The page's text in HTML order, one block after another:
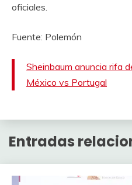
oficiales.
Fuente: Polemón
Sheinbaum anuncia rifa
México vs Portugal
Entradas